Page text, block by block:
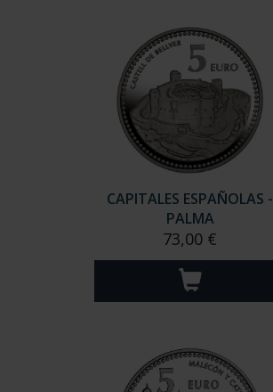
CAPITALES ESPAÑOLAS -
PALMA
73,00 €